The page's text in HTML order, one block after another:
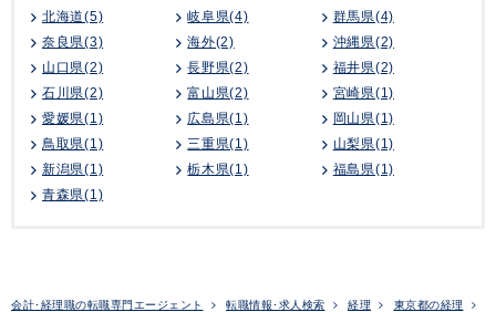
北海道(5)
岐阜県(4)
群馬県(4)
奈良県(3)
海外(2)
沖縄県(2)
山口県(2)
長野県(2)
福井県(2)
石川県(2)
富山県(2)
宮崎県(1)
愛媛県(1)
広島県(1)
岡山県(1)
鳥取県(1)
三重県(1)
山梨県(1)
新潟県(1)
栃木県(1)
福島県(1)
青森県(1)
会計･経理職の転職専門エージェント 転職情報･求人検索 経理
東京都の経理